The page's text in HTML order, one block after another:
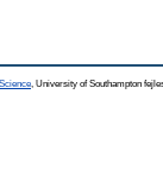
, University of Southampton